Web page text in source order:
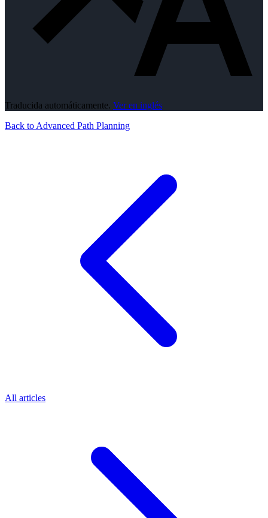
Traducida automáticamente. Ver en inglés
Back to Advanced Path Planning
All articles